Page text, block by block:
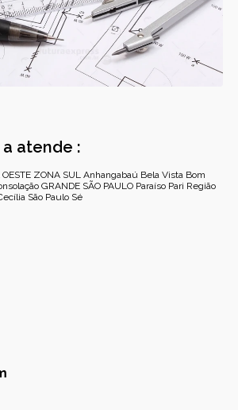
atende :
ZONA SUL Anhangabaú Bela Vista Bom
GRANDE SÃO PAULO Paraíso Pari Região
São Paulo Sé